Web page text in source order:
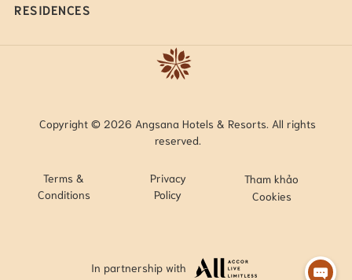
RESIDENCES
Copyright © 2026 Angsana Hotels & Resorts. All rights
reserved.
Terms &
Conditions
Privacy
Policy
Tham khảo
Cookies
In partnership with